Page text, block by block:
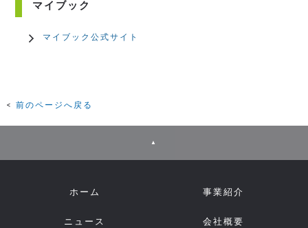
マイブック
マイブック公式サイト
前のページへ戻る
▲
ホーム 事業紹介
ニュース 会社概要